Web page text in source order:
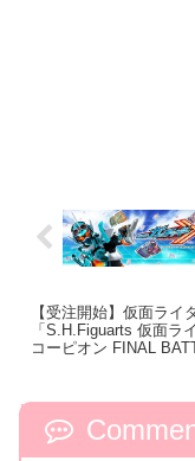
【受注開始】仮面ライ
「S.H.Figuarts 仮面ラ
コーピオン FINAL